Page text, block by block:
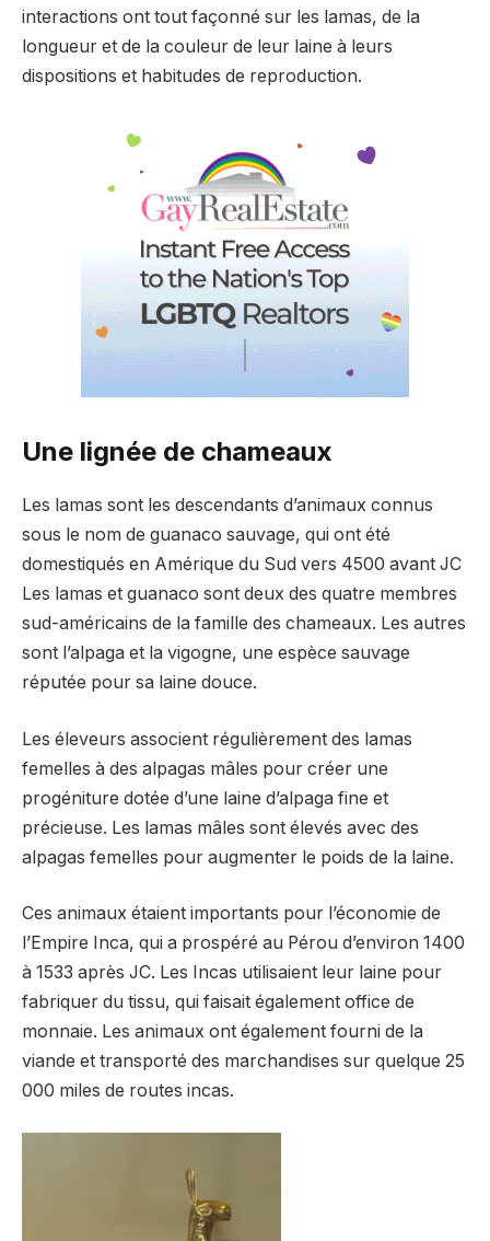
interactions ont tout façonné sur les lamas, de la
longueur et de la couleur de leur laine à leurs
dispositions et habitudes de reproduction.
Une lignée de chameaux
Les lamas sont les descendants d’animaux connus
sous le nom de guanaco sauvage, qui ont été
domestiqués en Amérique du Sud vers 4500 avant JC
Les lamas et guanaco sont deux des quatre membres
sud-américains de la famille des chameaux. Les autres
sont l’alpaga et la vigogne, une espèce sauvage
réputée pour sa laine douce.
Les éleveurs associent régulièrement des lamas
femelles à des alpagas mâles pour créer une
progéniture dotée d’une laine d’alpaga fine et
précieuse. Les lamas mâles sont élevés avec des
alpagas femelles pour augmenter le poids de la laine.
Ces animaux étaient importants pour l’économie de
l’Empire Inca, qui a prospéré au Pérou d’environ 1400
à 1533 après JC. Les Incas utilisaient leur laine pour
fabriquer du tissu, qui faisait également office de
monnaie. Les animaux ont également fourni de la
viande et transporté des marchandises sur quelque 25
000 miles de routes incas.